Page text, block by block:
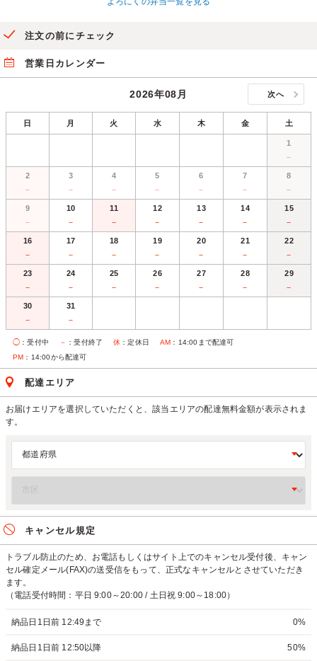
注文の前にチェック
営業日カレンダー
2026年08月 次へ
日 月 火 水 木 金 土
1
－
2
－
3
－
4
－
5
－
6
－
7
－
8
－
9
－
10
－
11
－
12
－
13
－
14
－
15
－
16
－
17
－
18
－
19
－
20
－
21
－
22
－
23
－
24
－
25
－
26
－
27
－
28
－
29
－
30
－
31
－
◯ ：受付中 － ：受付終了 休 ：定休日 AM ：14:00まで配達可
PM ：14:00から配達可
配達エリア
お届けエリアを選択していただくと、該当エリアの配達無料金額が表示されま
す。
キャンセル規定
トラブル防止のため、お電話もしくはサイト上でのキャンセル受付後、キャン
セル確定メール(FAX)の送受信をもって、正式なキャンセルとさせていただき
ます。
（電話受付時間：平日 9:00～20:00 / 土日祝 9:00～18:00）
納品日1日前 12:49まで 0%
納品日1日前 12:50以降 50%